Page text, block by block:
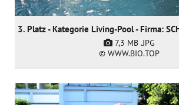
7,3 MB .JPG
© WWW.BIO.TOP